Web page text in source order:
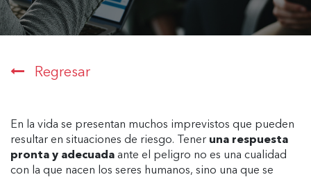
Regresar
En la vida se presentan muchos imprevistos que pueden
resultar en situaciones de riesgo. Tener una respuesta
pronta y adecuada ante el peligro no es una cualidad
con la que nacen los seres humanos, sino una que se